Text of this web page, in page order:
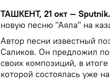
ТАШКЕНТ, 21 окт — Sputnik.
новую песню "Аяла" на
Автор песни известный
Саликов. Он предложил
своих композиций, в
которой состоялась уже